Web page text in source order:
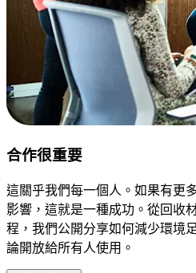
合作很重要
這關乎我們每一個人。如果有更
影響，這就是一種成功。從回收
程，我們公開分享如何減少環境
論開放給所有人使用。